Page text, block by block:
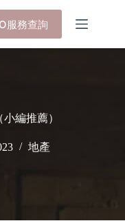
服務查詢
編推薦）
地產